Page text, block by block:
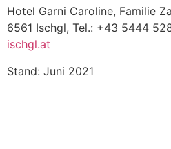
Hotel Garni Caroline, Familie
6561 Ischgl, Tel.: +43 5444
ischgl.at
Stand: Juni 2021